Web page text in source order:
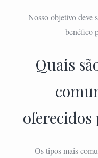
Nosso objetivo deve
benéfico
Quais
oferecidos
Os tipos mais